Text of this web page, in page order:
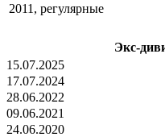
2011, регулярные
Экс-
15.07.2025
17.07.2024
28.06.2022
09.06.2021
24.06.2020